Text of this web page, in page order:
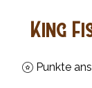
Punkte
King